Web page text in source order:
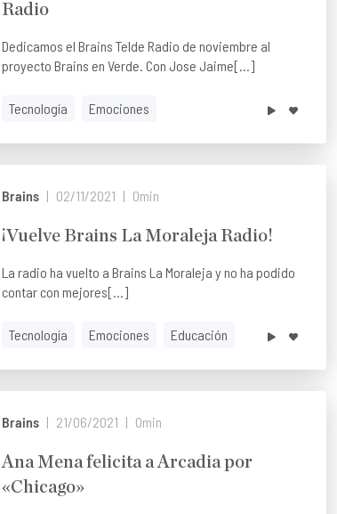
Radio
Dedicamos el Brains Telde Radio de noviembre al
proyecto Brains en Verde. Con Jose Jaime[...]
Tecnología Emociones
Brains 02/11/2021 0min
¡Vuelve Brains La Moraleja Radio!
La radio ha vuelto a Brains La Moraleja y no ha podido
contar con mejores[...]
Tecnología Emociones Educación
Brains 21/06/2021 0min
Ana Mena felicita a Arcadia por
«Chicago»